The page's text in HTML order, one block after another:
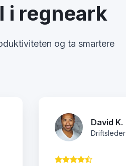
i regneark
og ta smartere
David K.
Driftsleder